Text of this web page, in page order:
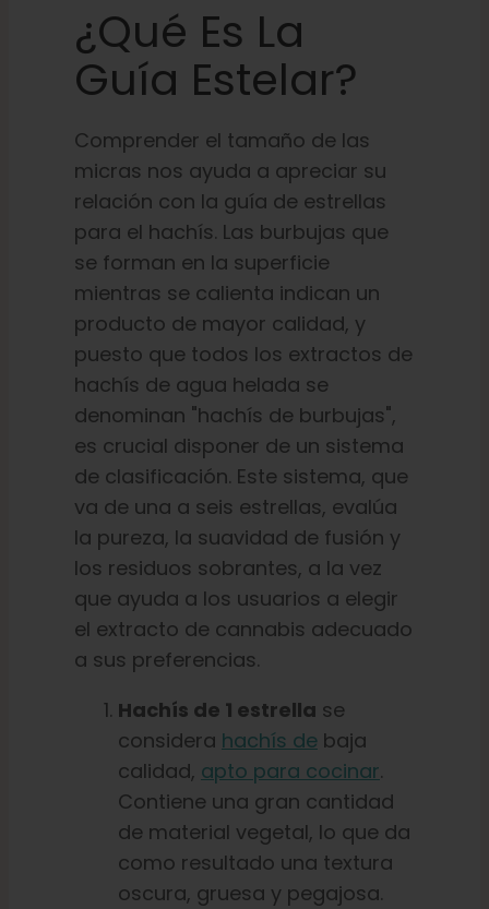
¿Qué Es La
Guía Estelar?
Comprender el tamaño de las
micras nos ayuda a apreciar su
relación con la guía de estrellas
para el hachís. Las burbujas que
se forman en la superficie
mientras se calienta indican un
producto de mayor calidad, y
puesto que todos los extractos de
hachís de agua helada se
denominan "hachís de burbujas",
es crucial disponer de un sistema
de clasificación. Este sistema, que
va de una a seis estrellas, evalúa
la pureza, la suavidad de fusión y
los residuos sobrantes, a la vez
que ayuda a los usuarios a elegir
el extracto de cannabis adecuado
a sus preferencias.
Hachís de 1 estrella se
considera hachís debaja
calidad, apto para cocinar.
Contiene una gran cantidad
de material vegetal, lo que da
como resultado una textura
oscura, gruesa y pegajosa.